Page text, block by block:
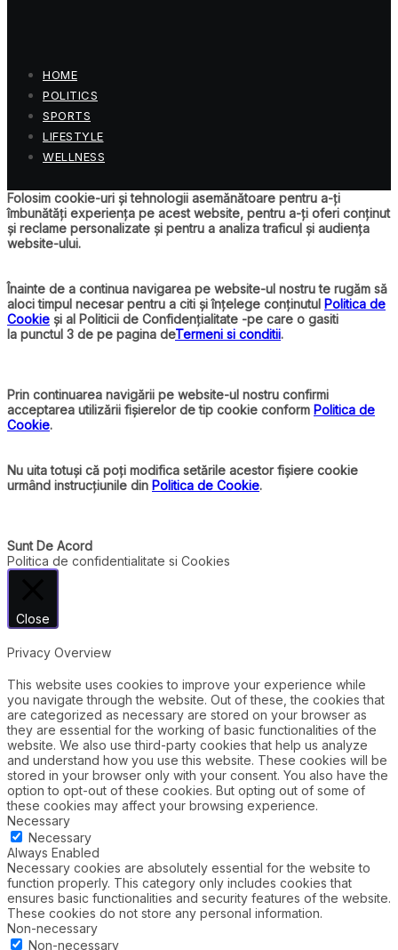
HOME
POLITICS
SPORTS
LIFESTYLE
WELLNESS
Folosim cookie-uri și tehnologii asemănătoare pentru a-ți
îmbunătăți experiența pe acest website, pentru a-ți oferi conținut
și reclame personalizate și pentru a analiza traficul și audiența
website-ului.
Înainte de a continua navigarea pe website-ul nostru te rugăm să
aloci timpul necesar pentru a citi și înțelege conținutul Politica de
Cookie și al Politicii de Confidențialitate -pe care o gasiti
la punctul 3 de pe pagina deTermeni si conditii.
Prin continuarea navigării pe website-ul nostru confirmi
acceptarea utilizării fișierelor de tip cookie conform Politica de
Cookie.
Nu uita totuși că poți modifica setările acestor fișiere cookie
urmând instrucțiunile din Politica de Cookie.
Sunt De Acord
Politica de confidentialitate si Cookies
Close
Privacy Overview
This website uses cookies to improve your experience while
you navigate through the website. Out of these, the cookies that
are categorized as necessary are stored on your browser as
they are essential for the working of basic functionalities of the
website. We also use third-party cookies that help us analyze
and understand how you use this website. These cookies will be
stored in your browser only with your consent. You also have the
option to opt-out of these cookies. But opting out of some of
these cookies may affect your browsing experience.
Necessary
Necessary
Always Enabled
Necessary cookies are absolutely essential for the website to
function properly. This category only includes cookies that
ensures basic functionalities and security features of the website.
These cookies do not store any personal information.
Non-necessary
Non-necessary